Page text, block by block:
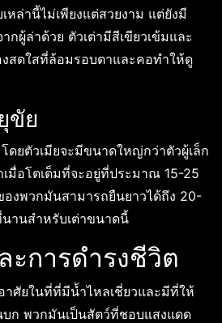
ล่านี้ไม่เพียงแต่สวยงาม แต่ยังมี
กผู้ล่าด้วย ตัวเต่ามีสีเขียวเข้มและ
สดใสที่ล้อมรอบตาและคอทำให้ดู
ขัย
ดยตัวเมียจะมีขนาดใหญ่กว่าตัวผู้เล็ก
เมื่อโตเต็มที่จะอยู่ที่ประมาณ 15-25
องพวกมันสามารถยืนยาวได้ถึง 20-
านสำหรับเต่าขนาดนี้
ะการดำรงชีวิต
ศัยในที่ที่มีน้ำไหลเชี่ยวและมีที่ให้
ก พวกมันเป็นสัตว์ที่ชอบแสงแดด